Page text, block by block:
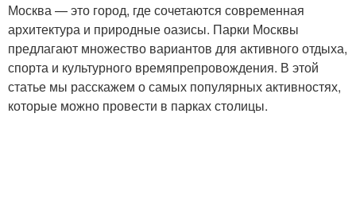
Москва — это город, где сочетаются современная
архитектура и природные оазисы. Парки Москвы
предлагают множество вариантов для активного отдыха,
спорта и культурного времяпрепровождения. В этой
статье мы расскажем о самых популярных активностях,
которые можно провести в парках столицы.